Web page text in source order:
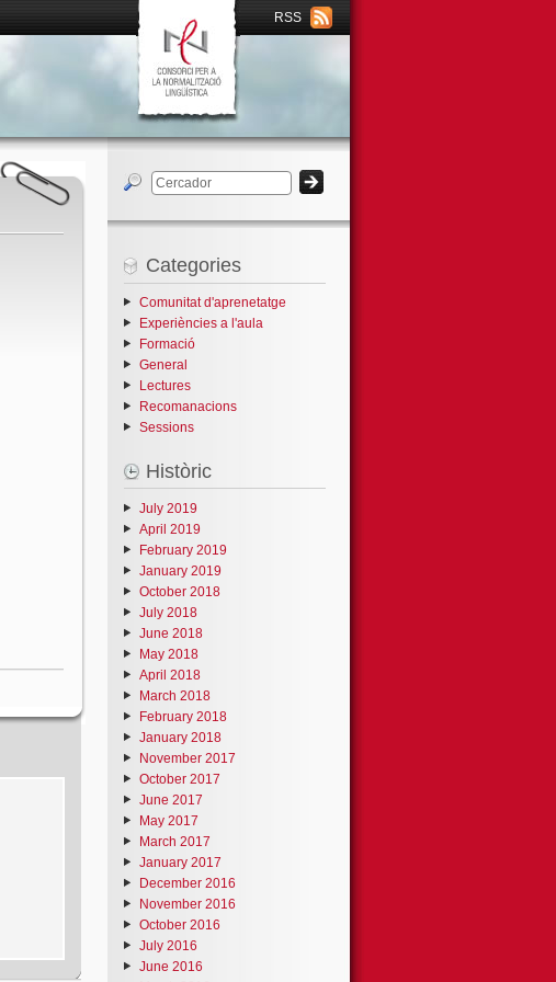
RSS
Categories
Comunitat d'aprenetatge
Experiències a l'aula
Formació
General
Lectures
Recomanacions
Sessions
Històric
July 2019
April 2019
February 2019
January 2019
October 2018
July 2018
June 2018
May 2018
April 2018
March 2018
February 2018
January 2018
November 2017
October 2017
June 2017
May 2017
March 2017
January 2017
December 2016
November 2016
October 2016
July 2016
June 2016